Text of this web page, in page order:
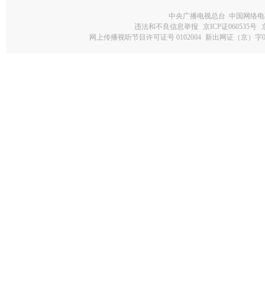
中央广播电视总台 中国网络
违法和不良信息举报
京ICP证060535号
网上传播视听节目许可证号 0102004 新出网证（京）